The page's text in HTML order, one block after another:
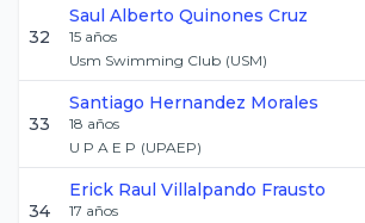
32
Saul Alberto Quinones Cruz
15 años
Usm Swimming Club (USM)
33
Santiago Hernandez Morales
18 años
U P A E P (UPAEP)
34
Erick Raul Villalpando Frausto
17 años